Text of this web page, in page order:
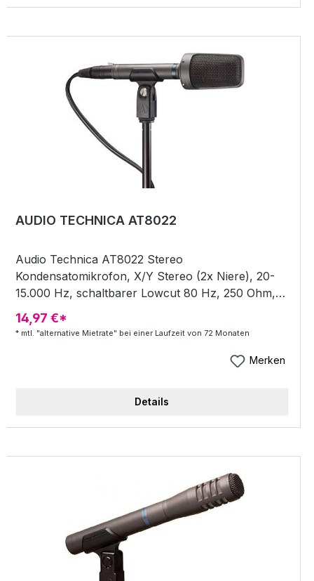
dB/-20 dB), eine Batterie-Kontroll-LED sowie ein
und eine Stativklemme. Das M3 lässt sich mit einem
9-V-Block oder aber mit Phantomspeisung (24-48
V) betreiben. Highlights 130 dB SPL 200 Ohm
Ausgangsimpedanz 21 dBA Eigenrauschen
Durchmesser: 33 mm Frequenzgang: 40 - 20000
Hz Gewicht: 360 g Länge: 225 mm Niere elastisch
gelagerte 3/4 für 48V Phantom- oder
Batteriespeisung (9V-Block)
AUDIO TECHNICA AT8022
Audio Technica AT8022 Stereo
Kondensatomikrofon, X/Y Stereo (2x Niere), 20-
15.000 Hz, schaltbarer Lowcut 80 Hz, 250 Ohm,
128 db SPL , Batteriespeisung (1,5 V AA), 5-Pol
XLR-Anschluss, inkl. Mikrofonhalterung mit
XLR female &gt; 2x 3 Pol XLR male und 1x 0,6m
Tasche, Batterie und Windschutz - Stereo
20-15.000 Hz + schaltbarer Lowcut 80 Hz + 250
+ Mikrofonhalterung mit Pistolengriff +
Blizschuhadapter + 2m Kabel 5 Pol XLR female
&gt; 2x 3 Pol XLR male und 1x 0,6m Kabel 5 Pol
XLR female &gt; 3,5mm Stereoklinke + Tasche +
Batterie + Windschutz Highlights 128 db SPL 20-
15.000 Hz 250 Ohm 3-Pol XLR-Anschluss
14,97 €*
* mtl. "alternative Mietrate" bei einer Laufzeit von 72 Monaten
Merken
Details